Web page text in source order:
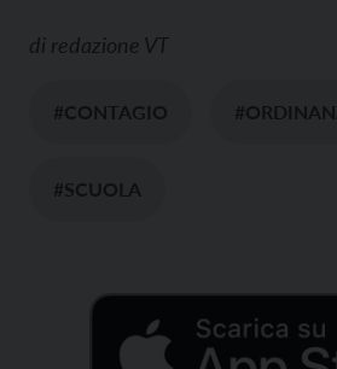
di redazione VT
#CONTAGIO
#SCUOLA